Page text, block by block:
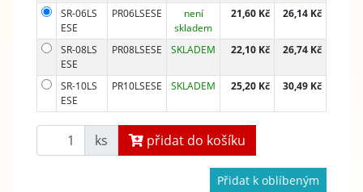
SR-06LS
ESE
PR06LSESE
není
skladem
21,60 Kč 26,14 Kč
SR-08LS
ESE
PR08LSESE SKLADEM 22,10 Kč 26,74 Kč
SR-10LS
ESE
PR10LSESE SKLADEM 25,20 Kč 30,49 Kč
ks přidat do košíku
Přidat k oblíbeným